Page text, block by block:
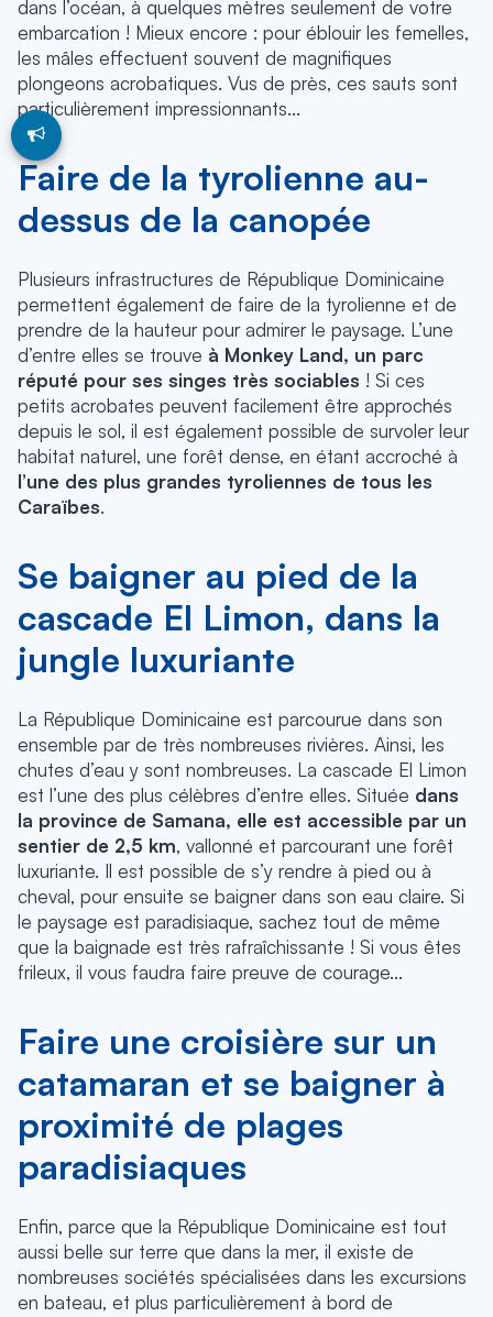
dans l’océan, à quelques mètres seulement de votre
embarcation ! Mieux encore : pour éblouir les femelles,
les mâles effectuent souvent de magnifiques
plongeons acrobatiques. Vus de près, ces sauts sont
particulièrement impressionnants...
Faire de la tyrolienne au-
dessus de la canopée
Plusieurs infrastructures de République Dominicaine
permettent également de faire de la tyrolienne et de
prendre de la hauteur pour admirer le paysage. L’une
d’entre elles se trouve à Monkey Land, un parc
réputé pour ses singes très sociables ! Si ces
petits acrobates peuvent facilement être approchés
depuis le sol, il est également possible de survoler leur
habitat naturel, une forêt dense, en étant accroché à
l’une des plus grandes tyroliennes de tous les
Caraïbes.
Se baigner au pied de la
cascade El Limon, dans la
jungle luxuriante
La République Dominicaine est parcourue dans son
ensemble par de très nombreuses rivières. Ainsi, les
chutes d’eau y sont nombreuses. La cascade El Limon
est l’une des plus célèbres d’entre elles. Située dans
la province de Samana, elle est accessible par un
sentier de 2,5 km, vallonné et parcourant une forêt
luxuriante. Il est possible de s’y rendre à pied ou à
cheval, pour ensuite se baigner dans son eau claire. Si
le paysage est paradisiaque, sachez tout de même
que la baignade est très rafraîchissante ! Si vous êtes
frileux, il vous faudra faire preuve de courage...
Faire une croisière sur un
catamaran et se baigner à
proximité de plages
paradisiaques
Enfin, parce que la République Dominicaine est tout
aussi belle sur terre que dans la mer, il existe de
nombreuses sociétés spécialisées dans les excursions
en bateau, et plus particulièrement à bord de